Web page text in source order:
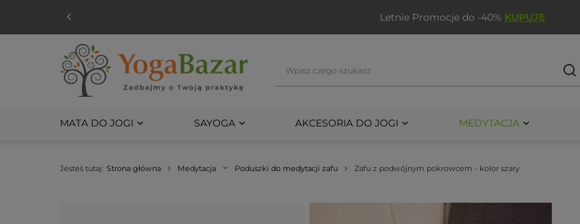
Letnie Promocje do -40% KUPUJĘ
MATA DO JOGI SAYOGA AKCESORIA DO JOGI MEDYTACJA
Jesteś tutaj: Strona główna Medytacja Poduszki do medytacji zafu Zafu z podwójnym pokrowcem - kolor szary